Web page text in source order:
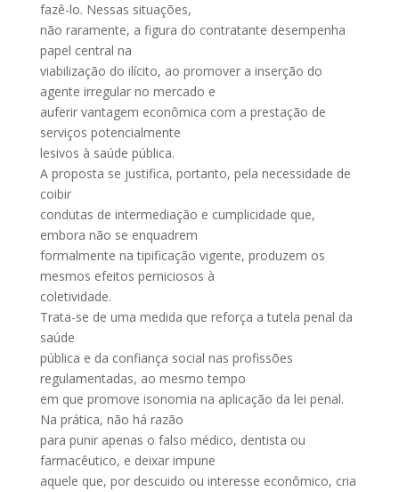
fazê-lo. Nessas situações,
não raramente, a figura do contratante desempenha
papel central na
viabilização do ilícito, ao promover a inserção do
agente irregular no mercado e
auferir vantagem econômica com a prestação de
serviços potencialmente
lesivos à saúde pública.
A proposta se justifica, portanto, pela necessidade de
coibir
condutas de intermediação e cumplicidade que,
embora não se enquadrem
formalmente na tipificação vigente, produzem os
mesmos efeitos perniciosos à
coletividade.
Trata-se de uma medida que reforça a tutela penal da
saúde
pública e da confiança social nas profissões
regulamentadas, ao mesmo tempo
em que promove isonomia na aplicação da lei penal.
Na prática, não há razão
para punir apenas o falso médico, dentista ou
farmacêutico, e deixar impune
aquele que, por descuido ou interesse econômico, cria